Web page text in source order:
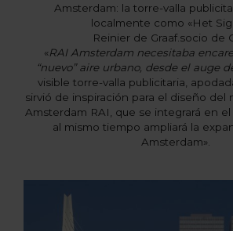
Amsterdam: la torre-valla
localmente como «Het
Reinier de Graaf.socio de
«RAI Amsterdam necesitaba
“nuevo” aire urbano, desde el auge
visible torre-valla publicitaria,
sirvió de inspiración para el diseño
Amsterdam RAI, que se integrará en
al mismo tiempo ampliará la
Amsterdam».